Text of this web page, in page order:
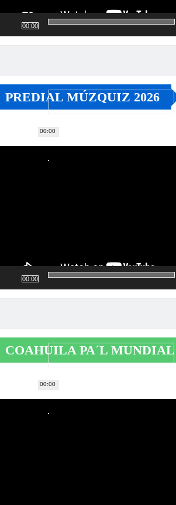
00:00
00:00
PREDIAL MÚZQUIZ 2026
Reproductor
00:00
00:00
COAHUILA PA´L MUNDIAL
Reproductor